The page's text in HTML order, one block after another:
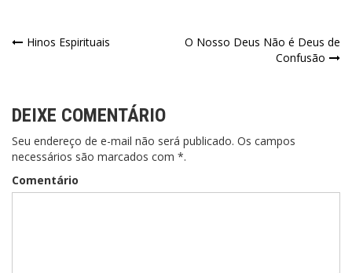
Navegação
Hinos Espirituais
O Nosso Deus Não é Deus de
Confusão
DEIXE COMENTÁRIO
Seu endereço de e-mail não será publicado. Os campos
necessários são marcados com *.
Comentário